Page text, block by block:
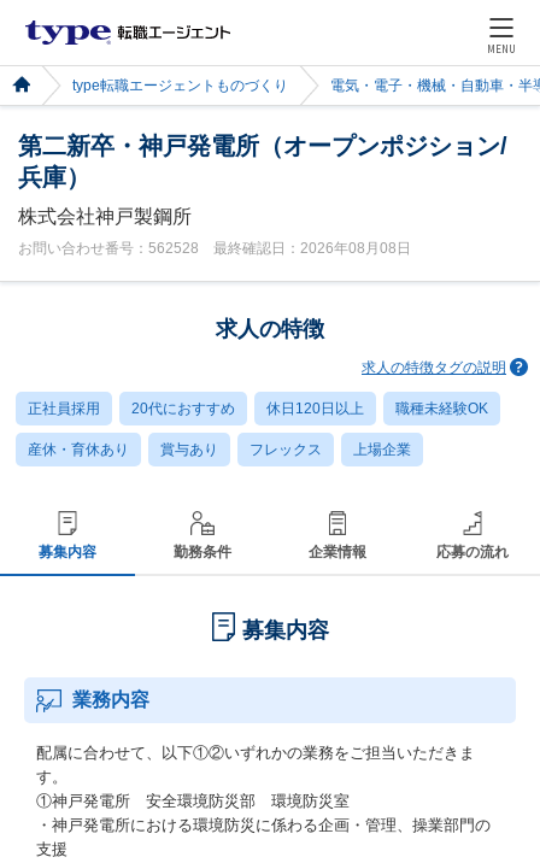
MENU
type転職エージェントものづくり 電気・電子・機械・自動車・半
第二新卒・神戸発電所（オープンポジション/
兵庫）
株式会社神戸製鋼所
お問い合わせ番号：562528 最終確認日：2026年08月08日
求人の特徴
求人の特徴タグの説明
正社員採用 20代におすすめ 休日120日以上 職種未経験OK
産休・育休あり 賞与あり フレックス 上場企業
募集内容 勤務条件 企業情報 応募の流れ
募集内容
業務内容
配属に合わせて、以下①②いずれかの業務をご担当いただきま
す。
①神戸発電所 安全環境防災部 環境防災室
・神戸発電所における環境防災に係わる企画・管理、操業部門の
支援